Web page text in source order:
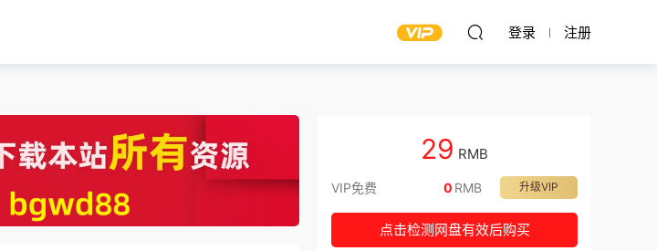
登录 注册
29 RMB
VIP免费 升级VIP
0 RMB
点击检测网盘有效后购买